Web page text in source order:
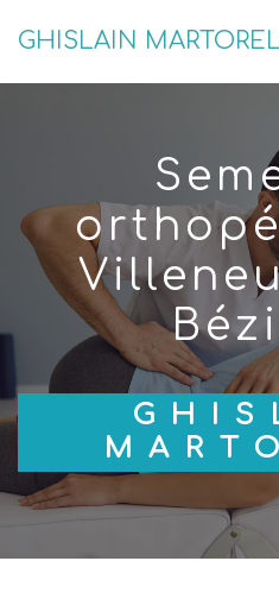
GHISLAIN
semelles
GHISLAIN